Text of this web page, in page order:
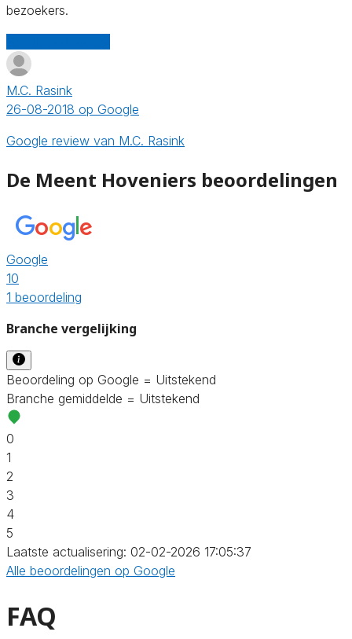
bezoekers.
M.C. Rasink
26-08-2018 op Google
Google review van M.C. Rasink
De Meent Hoveniers beoordelingen
Google
10
1 beoordeling
Branche vergelijking
Beoordeling op Google = Uitstekend
Branche gemiddelde = Uitstekend
0
1
2
3
4
5
Laatste actualisering: 02-02-2026 17:05:37
Alle beoordelingen op Google
FAQ